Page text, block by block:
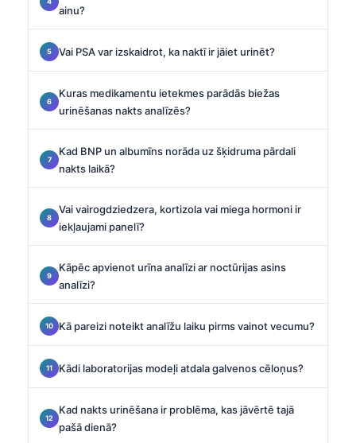
ainu?
Vai PSA var izskaidrot, ka naktī ir jāiet urinēt?
Kuras medikamentu ietekmes parādās biežas
urinēšanas nakts analīzēs?
Kad BNP un albumīns norāda uz šķidruma pārdali
nakts laikā?
Vai vairogdziedzera, kortizola vai miega hormoni ir
iekļaujami panelī?
Kāpēc apvienot urīna analīzi ar noctūrijas asins
analīzi?
Kā pareizi noteikt analīžu laiku pirms vainot vecumu?
Kādi laboratorijas modeļi atdala galvenos cēloņus?
Kad nakts urinēšana ir problēma, kas jāvērtē tajā
pašā dienā?